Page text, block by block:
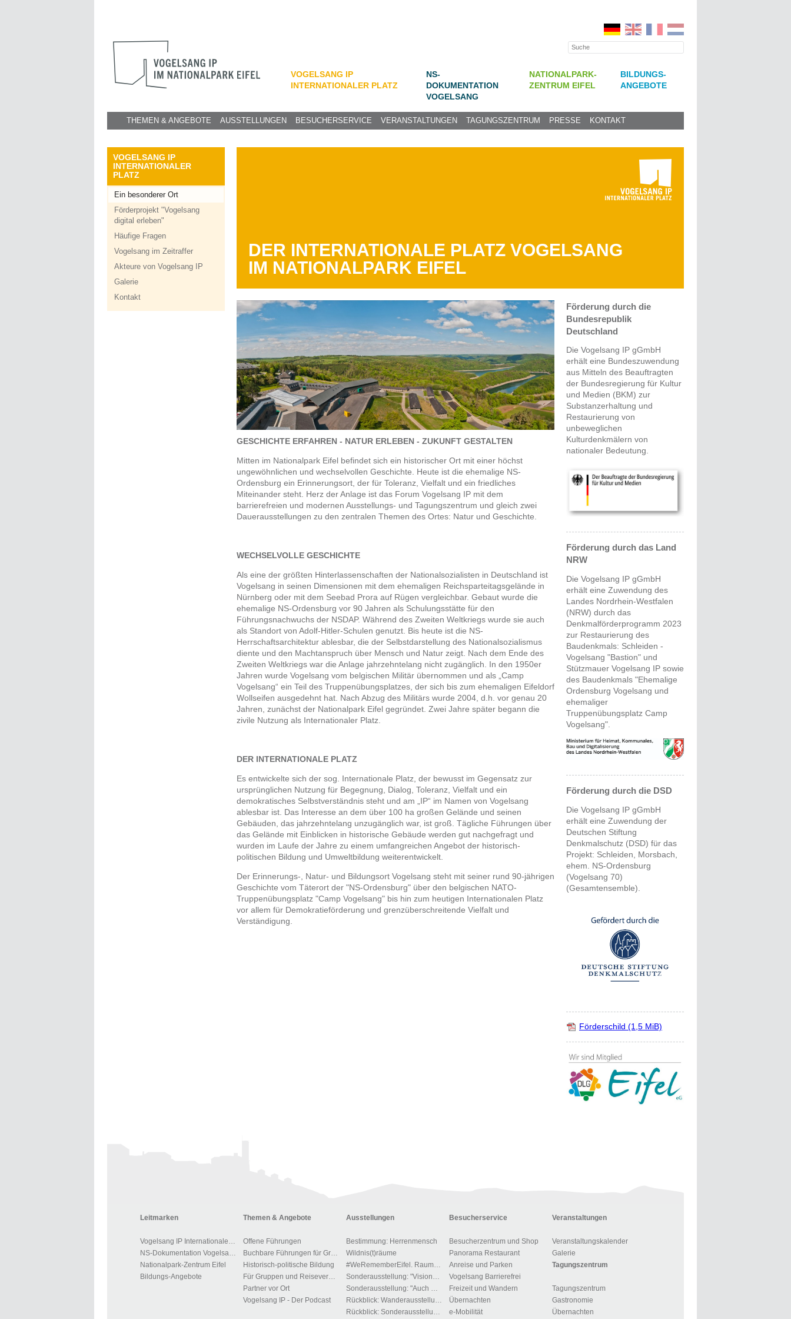
VOGELSANG IP
INTERNATIONALER PLATZ
NS-
DOKUMENTATION
VOGELSANG
NATIONALPARK-
ZENTRUM EIFEL
BILDUNGS-
ANGEBOTE
THEMEN & ANGEBOTE AUSSTELLUNGEN BESUCHERSERVICE VERANSTALTUNGEN TAGUNGSZENTRUM PRESSE KONTAKT
VOGELSANG IP
INTERNATIONALER
PLATZ
Ein besonderer Ort
Förderprojekt "Vogelsang
digital erleben"
Häufige Fragen
Vogelsang im Zeitraffer
Akteure von Vogelsang IP
Galerie
Kontakt
DER INTERNATIONALE PLATZ VOGELSANG
IM NATIONALPARK EIFEL
GESCHICHTE ERFAHREN - NATUR ERLEBEN - ZUKUNFT GESTALTEN
Mitten im Nationalpark Eifel befindet sich ein historischer Ort mit einer höchst
ungewöhnlichen und wechselvollen Geschichte. Heute ist die ehemalige NS-
Ordensburg ein Erinnerungsort, der für Toleranz, Vielfalt und ein friedliches
Miteinander steht. Herz der Anlage ist das Forum Vogelsang IP mit dem
barrierefreien und modernen Ausstellungs- und Tagungszentrum und gleich zwei
Dauerausstellungen zu den zentralen Themen des Ortes: Natur und Geschichte.
WECHSELVOLLE GESCHICHTE
Als eine der größten Hinterlassenschaften der Nationalsozialisten in Deutschland ist
Vogelsang in seinen Dimensionen mit dem ehemaligen Reichsparteitagsgelände in
Nürnberg oder mit dem Seebad Prora auf Rügen vergleichbar. Gebaut wurde die
ehemalige NS-Ordensburg vor 90 Jahren als Schulungsstätte für den
Führungsnachwuchs der NSDAP. Während des Zweiten Weltkriegs wurde sie auch
als Standort von Adolf-Hitler-Schulen genutzt. Bis heute ist die NS-
Herrschaftsarchitektur ablesbar, die der Selbstdarstellung des Nationalsozialismus
diente und den Machtanspruch über Mensch und Natur zeigt. Nach dem Ende des
Zweiten Weltkriegs war die Anlage jahrzehntelang nicht zugänglich. In den 1950er
Jahren wurde Vogelsang vom belgischen Militär übernommen und als „Camp
Vogelsang“ ein Teil des Truppenübungsplatzes, der sich bis zum ehemaligen Eifeldorf
Wollseifen ausgedehnt hat. Nach Abzug des Militärs wurde 2004, d.h. vor genau 20
Jahren, zunächst der Nationalpark Eifel gegründet. Zwei Jahre später begann die
zivile Nutzung als Internationaler Platz.
DER INTERNATIONALE PLATZ
Es entwickelte sich der sog. Internationale Platz, der bewusst im Gegensatz zur
ursprünglichen Nutzung für Begegnung, Dialog, Toleranz, Vielfalt und ein
demokratisches Selbstverständnis steht und am „IP“ im Namen von Vogelsang
ablesbar ist. Das Interesse an dem über 100 ha großen Gelände und seinen
Gebäuden, das jahrzehntelang unzugänglich war, ist groß. Tägliche Führungen über
das Gelände mit Einblicken in historische Gebäude werden gut nachgefragt und
wurden im Laufe der Jahre zu einem umfangreichen Angebot der historisch-
politischen Bildung und Umweltbildung weiterentwickelt.
Der Erinnerungs-, Natur- und Bildungsort Vogelsang steht mit seiner rund 90-jährigen
Geschichte vom Täterort der "NS-Ordensburg" über den belgischen NATO-
Truppenübungsplatz "Camp Vogelsang" bis hin zum heutigen Internationalen Platz
vor allem für Demokratieförderung und grenzüberschreitende Vielfalt und
Verständigung.
Förderung durch die
Bundesrepublik
Deutschland
Die Vogelsang IP gGmbH
erhält eine Bundeszuwendung
aus Mitteln des Beauftragten
der Bundesregierung für Kultur
und Medien (BKM) zur
Substanzerhaltung und
Restaurierung von
unbeweglichen
Kulturdenkmälern von
nationaler Bedeutung.
Förderung durch das Land
NRW
Die Vogelsang IP gGmbH
erhält eine Zuwendung des
Landes Nordrhein-Westfalen
(NRW) durch das
Denkmalförderprogramm 2023
zur Restaurierung des
Baudenkmals: Schleiden -
Vogelsang "Bastion" und
Stützmauer Vogelsang IP sowie
des Baudenkmals "Ehemalige
Ordensburg Vogelsang und
ehemaliger
Truppenübungsplatz Camp
Vogelsang".
Förderung durch die DSD
Die Vogelsang IP gGmbH
erhält eine Zuwendung der
Deutschen Stiftung
Denkmalschutz (DSD) für das
Projekt: Schleiden, Morsbach,
ehem. NS-Ordensburg
(Vogelsang 70)
(Gesamtensemble).
Förderschild (1,5 MiB)
Leitmarken
Nationalpark-Zentrum Eifel
Bildungs-Angebote
Themen & Angebote
Offene Führungen
Historisch-politische Bildung
Partner vor Ort
Vogelsang IP - Der Podcast
Ausstellungen
Bestimmung: Herrenmensch
Wildnis(t)räume
Besucherservice
Besucherzentrum und Shop
Panorama Restaurant
Anreise und Parken
Vogelsang Barrierefrei
Freizeit und Wandern
Übernachten
e-Mobilität
Veranstaltungen
Veranstaltungskalender
Galerie
Tagungszentrum
Tagungszentrum
Gastronomie
Übernachten